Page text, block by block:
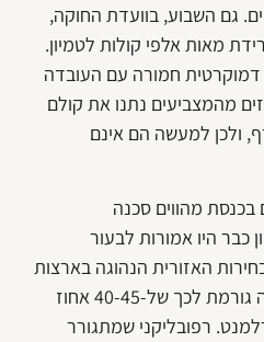
גם השבוע, בוועדת החוקה,
מאות אלפי קולות לטמיון.
דמוקרטית חמורה עם העובדה
האחרונות 7 אחוזים מהמצביעים נתנו את קולם
ולכן למעשה הם אינם
בכנסת מהווים סכנה
כבר היו אמורות לבעור
האזורית הנהוגה בארצות
הברית וברוב מדינות אירופה גורמת לכך של-40-45 אחוז
רפובליקני שמתגורר